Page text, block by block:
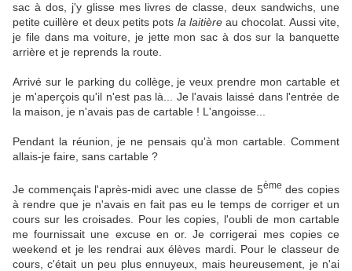
sac à dos, j'y glisse mes livres de classe, deux sandwichs, une
petite cuillère et deux petits pots la laitièreau chocolat. Aussi vite,
je file dans ma voiture, je jette mon sac à dos sur la banquette
arrière et je reprends la route.
Arrivé sur le parking du collège, je veux prendre mon cartable et
je m'aperçois qu'il n'est pas là... Je l'avais laissé dans l'entrée de
la maison, je n'avais pas de cartable ! L'angoisse...
Pendant la réunion, je ne pensais qu'à mon cartable. Comment
allais-je faire, sans cartable ?
Je commençais l'après-midi avec une classe de 5ème des copies
à rendre que je n'avais en fait pas eu le temps de corriger et un
cours sur les croisades. Pour les copies, l'oubli de mon cartable
me fournissait une excuse en or. Je corrigerai mes copies ce
weekend et je les rendrai aux élèves mardi. Pour le classeur de
cours, c'était un peu plus ennuyeux, mais heureusement, je n'ai